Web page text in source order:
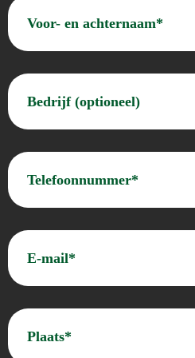
Voor-
achternaam*
Bedrijf
(optioneel)
(Vereist)
Telefoon
(Vereist)
E-
mailadres
(Vereist)
Plaats*